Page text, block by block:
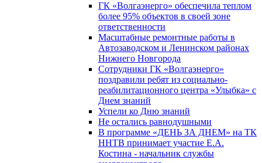
ГК «Волгаэнерго» обеспечила теплом
более 95% объектов в своей зоне
ответственности
Масштабные ремонтные работы в
Автозаводском и Ленинском районах
Нижнего Новгорода
Сотрудники ГК «Волгаэнерго»
поздравили ребят из социально-
реабилитационного центра «Улыбка» с
Днем знаний
Успели ко Дню знаний
Не остались равнодушными
В программе «ДЕНЬ ЗА ДНЕМ» на ТК
ННТВ принимает участие Е.А.
Костина - начальник службы